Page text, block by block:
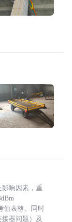
响因素，重
值表格。同时
器问题）及